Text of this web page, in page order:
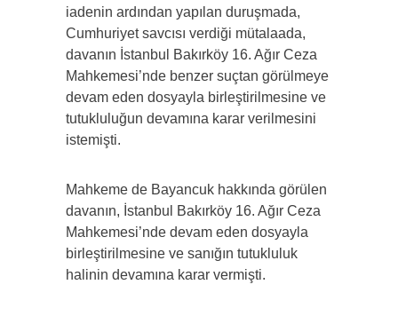
iadenin ardından yapılan duruşmada,
Cumhuriyet savcısı verdiği mütalaada,
davanın İstanbul Bakırköy 16. Ağır Ceza
Mahkemesi’nde benzer suçtan görülmeye
devam eden dosyayla birleştirilmesine ve
tutukluluğun devamına karar verilmesini
istemişti.
Mahkeme de Bayancuk hakkında görülen
davanın, İstanbul Bakırköy 16. Ağır Ceza
Mahkemesi’nde devam eden dosyayla
birleştirilmesine ve sanığın tutukluluk
halinin devamına karar vermişti.